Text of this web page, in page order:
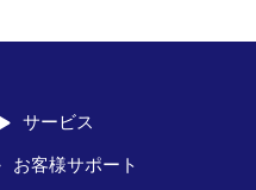
サービス
お客様サポート